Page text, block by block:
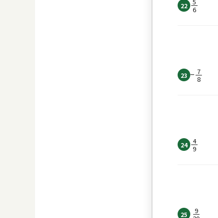
22
6
23 − 7
8
24
4
9
25
9